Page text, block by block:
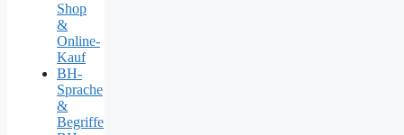
Shop
&
Online-
Kauf
BH-
Sprache
&
Begriffe